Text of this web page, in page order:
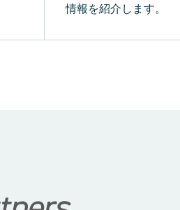
情報を紹介します。